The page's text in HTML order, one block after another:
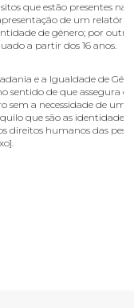
que estão presentes na
de um relatório
de género; por outro
a partir dos 16 anos.
e a Igualdade de
sentido de que assegura e
sem a necessidade de
que são as identidades
humanos das